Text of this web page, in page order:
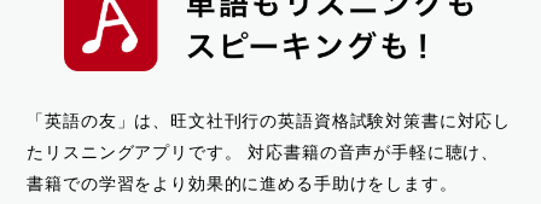
「英語の友」は、旺文社刊行の英語資格試験対策書に対応し
たリスニングアプリです。
対応書籍の音声が手軽に聴け、
書籍での学習をより効果的に進める手助けをします。